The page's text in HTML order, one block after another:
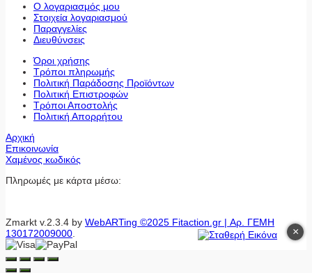
Ο λογαριασμός μου
Στοιχεία λογαριασμού
Παραγγελίες
Διευθύνσεις
Όροι χρήσης
Τρόποι πληρωμής
Πολιτική Παράδοσης Προϊόντων
Πολιτική Επιστροφών
Τρόποι Αποστολής
Πολιτική Απορρήτου
Αρχική
Επικοινωνία
Χαμένος κωδικός
Πληρωμές με κάρτα μέσω:
Zmarkt v.2.3.4 by WebARTing ©2025 Fitaction.gr | Αρ. ΓΕΜΗ
130172009000
×